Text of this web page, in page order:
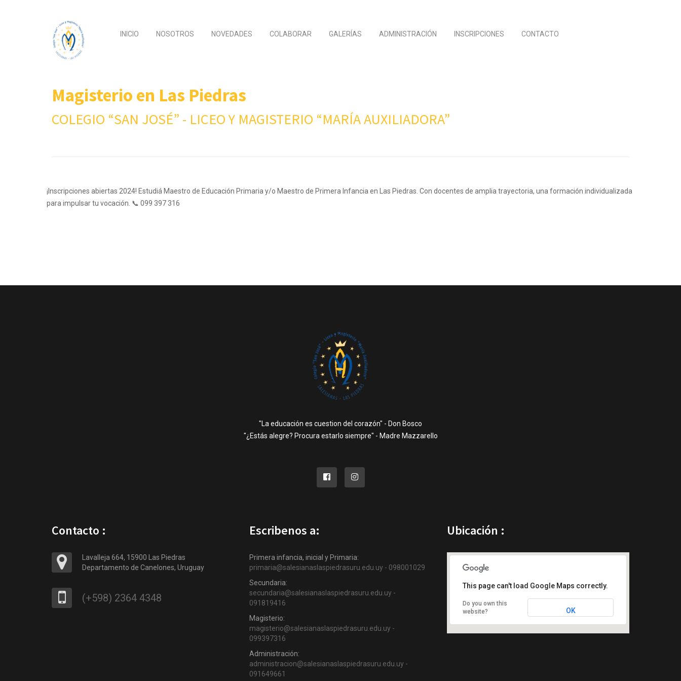
INICIO NOSOTROS NOVEDADES COLABORAR GALERÍAS ADMINISTRACIÓN INSCRIPCIONES CONTACTO
Magisterio en Las Piedras
COLEGIO “SAN JOSÉ” - LICEO Y MAGISTERIO “MARÍA AUXILIADORA”
¡Inscripciones abiertas 2024! Estudiá Maestro de Educación Primaria y/o Maestro de Primera Infancia en Las Piedras. Con docentes de amplia trayectoria, una formación individualizada
para impulsar tu vocación. 📞 099 397 316
"La educación es cuestion del corazón" - Don Bosco
"¿Estás alegre? Procura estarlo siempre" - Madre Mazzarello
Contacto :
Lavalleja 664, 15900 Las Piedras
Departamento de Canelones, Uruguay
(+598) 2364 4348
Escribenos a:
Primera infancia, inicial y Primaria:
primaria@salesianaslaspiedrasuru.edu.uy - 098001029
Secundaria:
secundaria@salesianaslaspiedrasuru.edu.uy -
091819416
Magisterio:
magisterio@salesianaslaspiedrasuru.edu.uy -
099397316
Administración:
administracion@salesianaslaspiedrasuru.edu.uy -
091649661
Ubicación :
This page can't load Google Maps correctly.
Do you own this
website?
OK